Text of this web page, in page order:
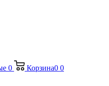
0 Корзина0 0